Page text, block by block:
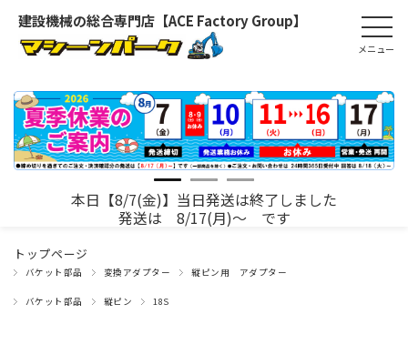
建設機械の総合専門店【ACE Factory Group】
本日【8/7(金)】当日発送は終了しました
発送は 8/17(月)～ です
トップページ
バケット部品 変換アダプター 縦ピン用 アダプター
バケット部品 縦ピン 18S